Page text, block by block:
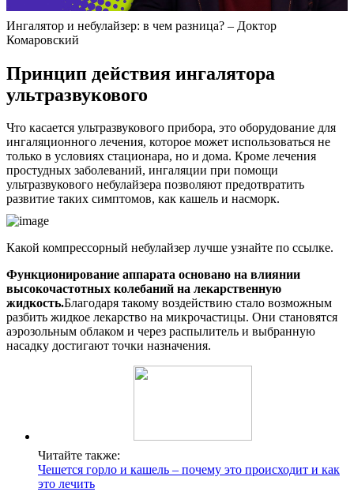
Ингалятор и небулайзер: в чем разница? – Доктор
Комаровский
Принцип действия ингалятора
ультразвукового
Что касается ультразвукового прибора, это оборудование для
ингаляционного лечения, которое может использоваться не
только в условиях стационара, но и дома. Кроме лечения
простудных заболеваний, ингаляции при помощи
ультразвукового небулайзера позволяют предотвратить
развитие таких симптомов, как кашель и насморк.
Какой компрессорный небулайзер лучше узнайте по ссылке.
Функционирование аппарата основано на влиянии
высокочастотных колебаний на лекарственную
жидкость.Благодаря такому воздействию стало возможным
разбить жидкое лекарство на микрочастицы. Они становятся
аэрозольным облаком и через распылитель и выбранную
насадку достигают точки назначения.
Читайте также:
Чешется горло и кашель – почему это происходит и как
это лечить